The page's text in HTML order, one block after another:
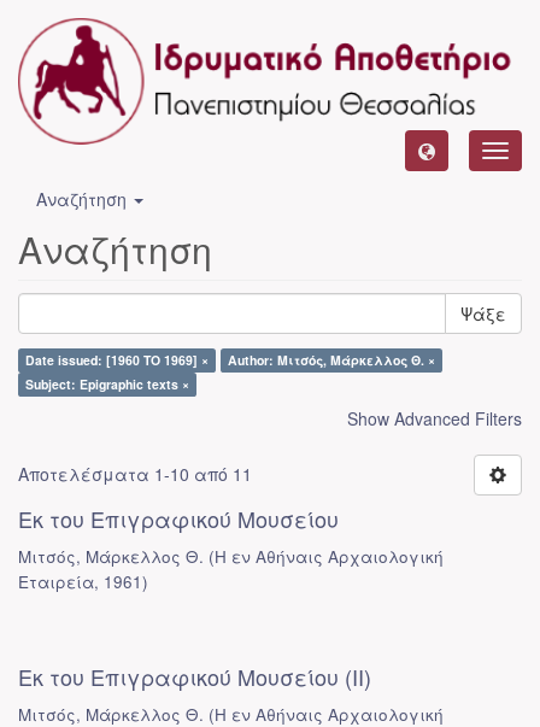
Αναζήτηση
Αναζήτηση
Ψάξε
Date issued: [1960 TO 1969] ×
Author: Μιτσός, Μάρκελλος Θ. ×
Subject: Epigraphic texts ×
Show Advanced Filters
Αποτελέσματα 1-10 από 11
Εκ του Επιγραφικού Μουσείου
Μιτσός, Μάρκελλος Θ. (Η εν Αθήναις Αρχαιολογική
Εταιρεία, 1961)
Εκ του Επιγραφικού Μουσείου (II)
Μιτσός, Μάρκελλος Θ. (Η εν Αθήναις Αρχαιολογική